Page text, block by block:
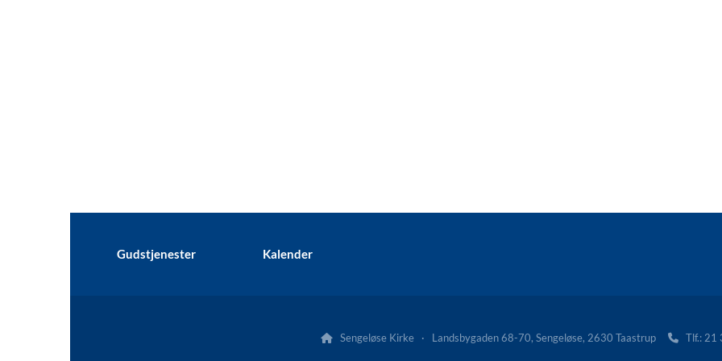
Gudstjenester Kalender
Sengeløse Kirke · Landsbygaden 68-70, Sengeløse, 2630 Taastrup Tlf.: 21